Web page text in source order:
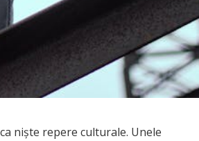
niște repere culturale. Unele